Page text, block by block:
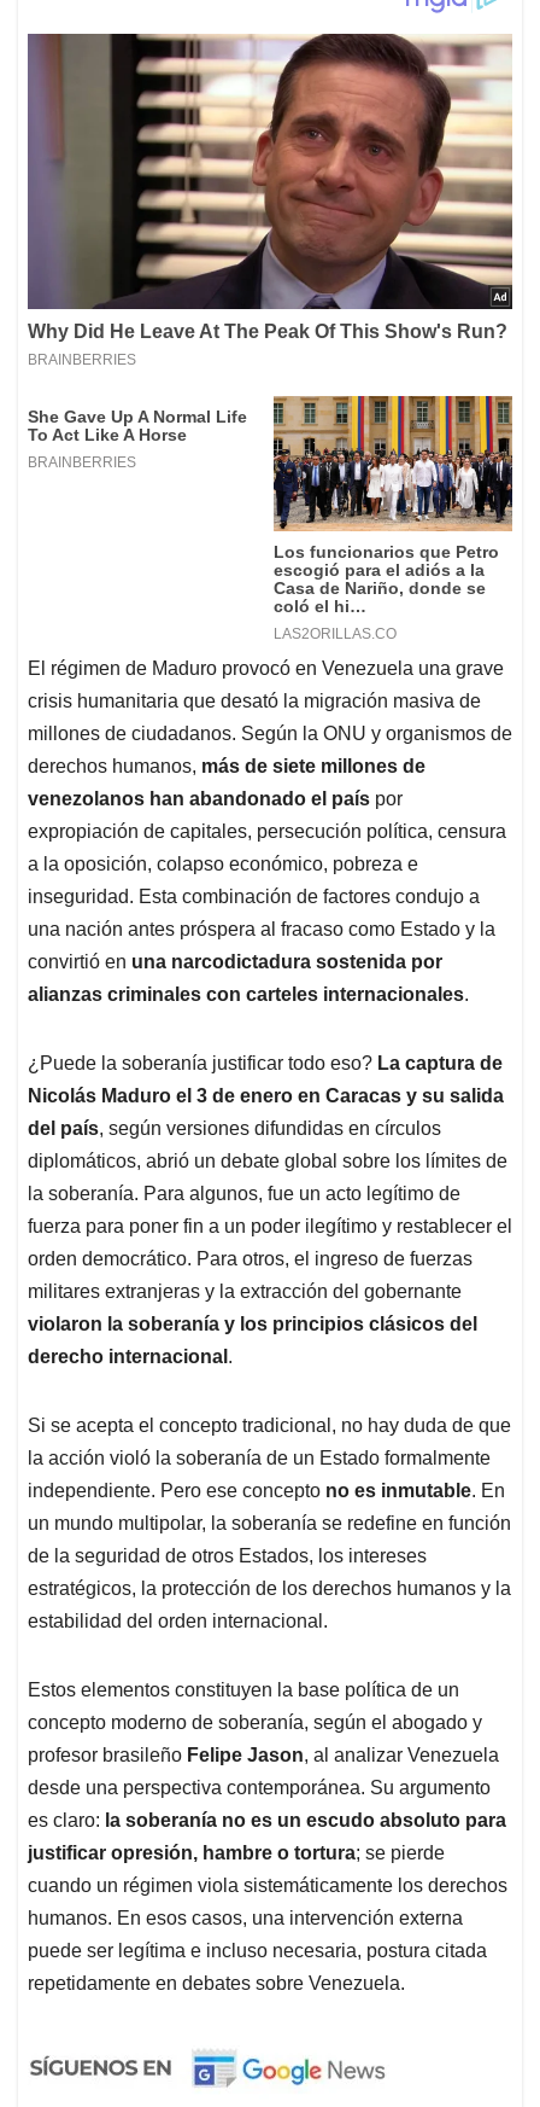
El régimen de Maduro provocó en Venezuela una grave
crisis humanitaria que desató la migración masiva de
millones de ciudadanos. Según la ONU y organismos de
derechos humanos, más de siete millones de
venezolanos han abandonado el país por
expropiación de capitales, persecución política, censura
a la oposición, colapso económico, pobreza e
inseguridad. Esta combinación de factores condujo a
una nación antes próspera al fracaso como Estado y la
convirtió en una narcodictadura sostenida por
alianzas criminales con carteles internacionales.
¿Puede la soberanía justificar todo eso? La captura de
Nicolás Maduro el 3 de enero en Caracas y su salida
del país, según versiones difundidas en círculos
diplomáticos, abrió un debate global sobre los límites de
la soberanía. Para algunos, fue un acto legítimo de
fuerza para poner fin a un poder ilegítimo y restablecer el
orden democrático. Para otros, el ingreso de fuerzas
militares extranjeras y la extracción del gobernante
violaron la soberanía y los principios clásicos del
derecho internacional .
Si se acepta el concepto tradicional, no hay duda de que
la acción violó la soberanía de un Estado formalmente
independiente. Pero ese concepto no es inmutable. En
un mundo multipolar, la soberanía se redefine en función
de la seguridad de otros Estados, los intereses
estratégicos, la protección de los derechos humanos y la
estabilidad del orden internacional.
Estos elementos constituyen la base política de un
concepto moderno de soberanía, según el abogado y
profesor brasileño Felipe Jason, al analizar Venezuela
desde una perspectiva contemporánea. Su argumento
es claro: la soberanía no es un escudo absoluto para
justificar opresión, hambre o tortura; se pierde
cuando un régimen viola sistemáticamente los derechos
humanos. En esos casos, una intervención externa
puede ser legítima e incluso necesaria, postura citada
repetidamente en debates sobre Venezuela.